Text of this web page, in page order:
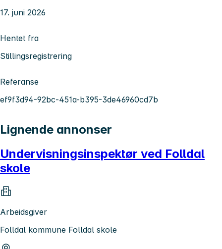
17. juni 2026
Hentet fra
Stillingsregistrering
Referanse
ef9f3d94-92bc-451a-b395-3de46960cd7b
Lignende annonser
Undervisningsinspektør ved Folldal
skole
Arbeidsgiver
Folldal kommune Folldal skole